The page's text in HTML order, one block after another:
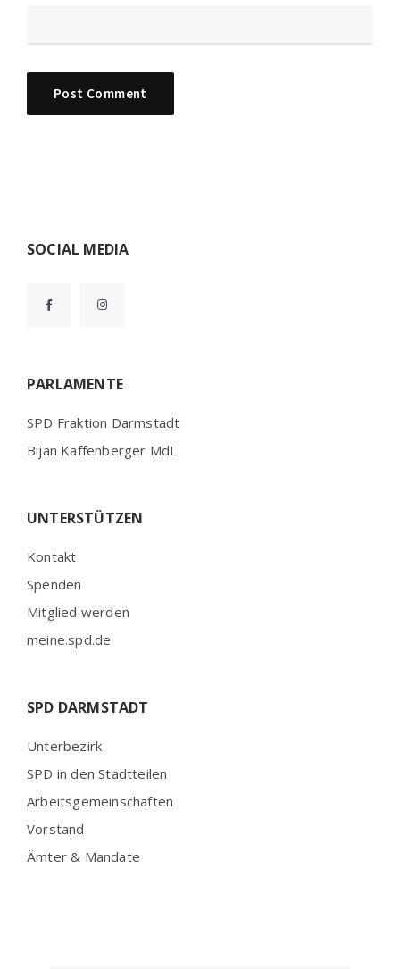
Widgets
SOCIAL MEDIA
PARLAMENTE
SPD Fraktion Darmstadt
Bijan Kaffenberger MdL
UNTERSTÜTZEN
Kontakt
Spenden
Mitglied werden
meine.spd.de
SPD DARMSTADT
Unterbezirk
SPD in den Stadtteilen
Arbeitsgemeinschaften
Vorstand
Ämter & Mandate